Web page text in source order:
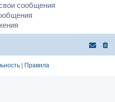
сообщения
Правила